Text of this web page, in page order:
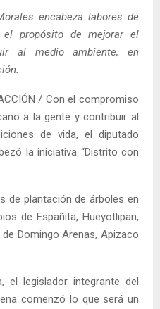
encabeza labores de
propósito de mejorar el
al medio ambiente, en
/ Con el compromiso
a la gente y contribuir al
de vida, el diputado
la iniciativa “Distrito con
de plantación de árboles en
de Españita, Hueyotlipan,
Domingo Arenas, Apizaco
el legislador integrante del
comenzó lo que será un